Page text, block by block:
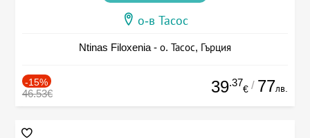
о-в Тасос
Ntinas Filoxenia - о. Тасос, Гърция
-15%
46.53€ 39.37
€ / 77лв.